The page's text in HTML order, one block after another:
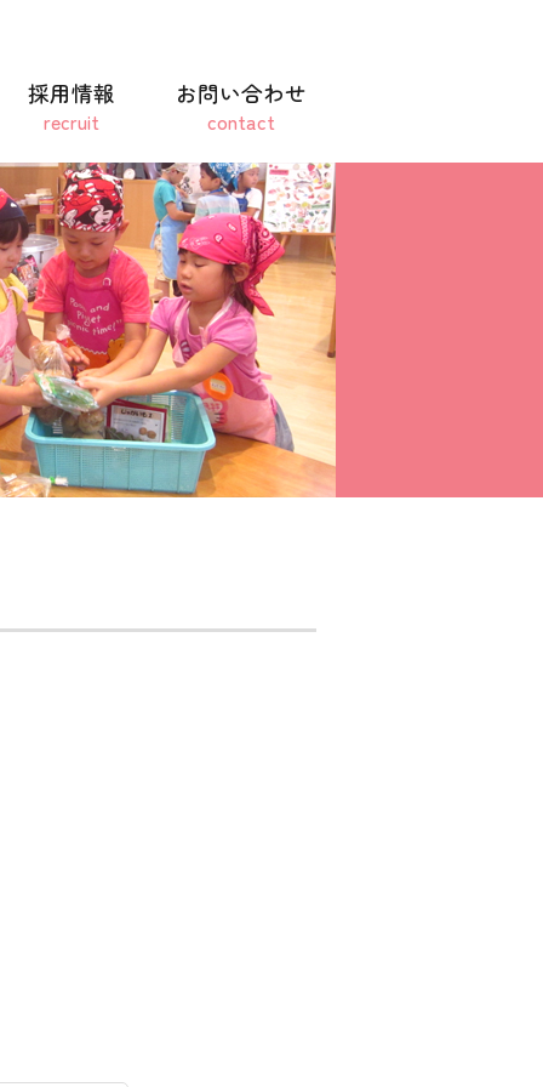
採用情報
recruit
お問い合わせ
contact